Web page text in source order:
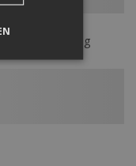
Sanitärentlüftung